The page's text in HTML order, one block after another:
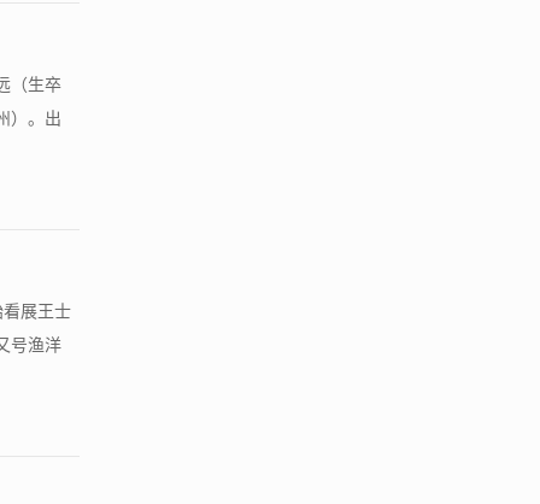
（生卒
）。出
展王士
号渔洋